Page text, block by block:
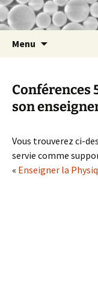
Nathalie
nathalie
Menu
Conférences
son
Vous trouverez ci-
servie comme
« Enseigner la